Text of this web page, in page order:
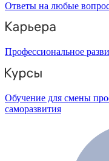
Ответы на любые
Профессиональное
Обучение для смены
саморазвития